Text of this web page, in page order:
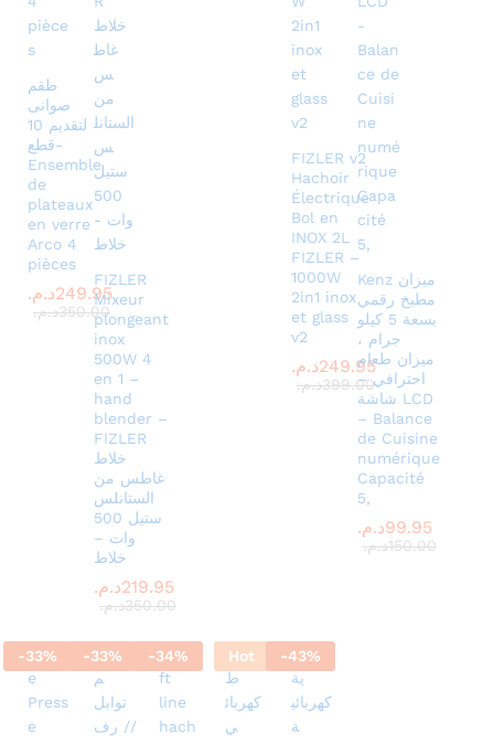
طقم
صوانى
لتقديم 10
قطع-
Ensemble
de
plateaux
en verre
Arco 4
pièces
249.95د.م.
350.00د.م.
FIZLER
Mixeur
plongeant
inox
500W 4
en 1 –
hand
blender –
FIZLER
خلاط
غاطس من
الستانلس
ستيل 500
وات –
خلاط
219.95د.م.
350.00د.م.
FIZLER v2
Hachoir
Électrique
Bol en
INOX 2L
FIZLER –
1000W
2in1 inox
et glass
v2
249.95د.م.
399.00د.م.
Kenz ميزان
مطبخ رقمي
بسعة 5 كيلو
جرام ،
ميزان طعام
احترافي –
شاشة LCD
– Balance
de Cuisine
numérique
Capacité
5,
99.95د.م.
150.00د.م.
-33% -33% -34% Hot -43%